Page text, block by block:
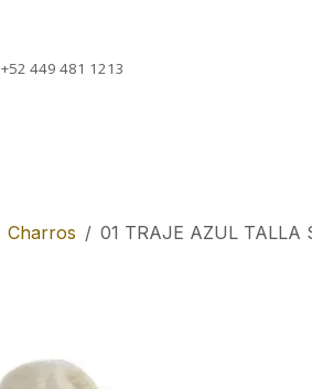
+52 449 481 1213
Charros 01 TRAJE AZUL TALLA